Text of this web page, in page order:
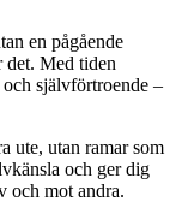
en pågående
det. Med tiden
självförtroende –
ute, utan ramar som
och ger dig
och mot andra.